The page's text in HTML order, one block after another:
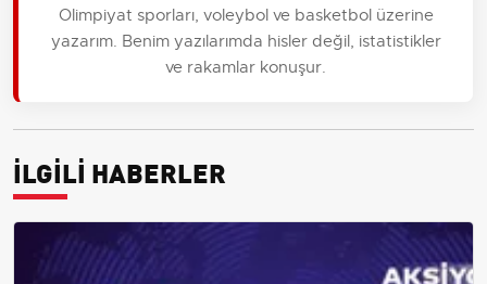
Olimpiyat sporları, voleybol ve basketbol üzerine
yazarım. Benim yazılarımda hisler değil, istatistikler
ve rakamlar konuşur.
İLGİLİ HABERLER